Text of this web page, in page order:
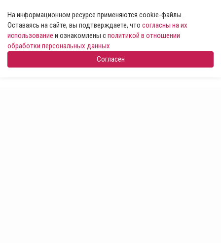
На информационном ресурсе применяются cookie-файлы .
Оставаясь на сайте, вы подтверждаете, что согласны на их
использование и ознакомлены сполитикой в отношении
обработки персональных данных
Согласен